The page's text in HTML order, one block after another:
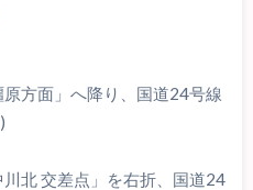
原方面」へ降り、国道24号線
川北 交差点」を右折、国道24